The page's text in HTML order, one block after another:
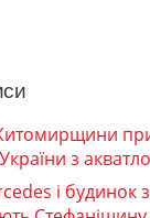
з
і будинок